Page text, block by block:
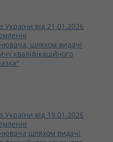
від 21.01.2026
шляхом видачі
кваліфікаційного
від 19.01.2026
шляхом видачі